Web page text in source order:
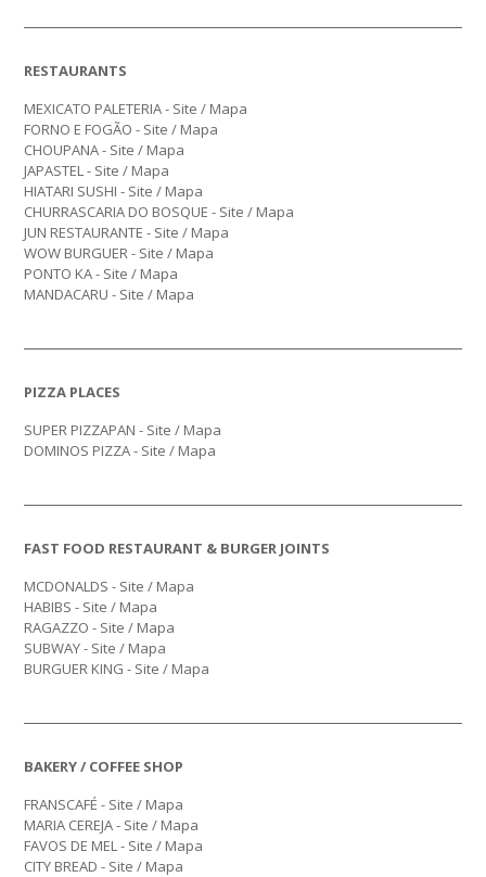
RESTAURANTS
MEXICATO PALETERIA - Site / Mapa
FORNO E FOGÃO - Site / Mapa
CHOUPANA - Site / Mapa
JAPASTEL - Site / Mapa
HIATARI SUSHI - Site / Mapa
CHURRASCARIA DO BOSQUE - Site / Mapa
JUN RESTAURANTE - Site / Mapa
WOW BURGUER - Site / Mapa
PONTO KA - Site / Mapa
MANDACARU - Site / Mapa
PIZZA PLACES
SUPER PIZZAPAN - Site / Mapa
DOMINOS PIZZA - Site / Mapa
FAST FOOD RESTAURANT & BURGER JOINTS
MCDONALDS - Site / Mapa
HABIBS - Site / Mapa
RAGAZZO - Site / Mapa
SUBWAY - Site / Mapa
BURGUER KING - Site / Mapa
BAKERY / COFFEE SHOP
FRANSCAFÉ - Site / Mapa
MARIA CEREJA - Site / Mapa
FAVOS DE MEL - Site / Mapa
CITY BREAD - Site / Mapa